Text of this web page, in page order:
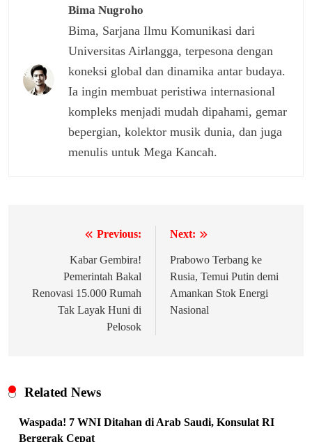
Bima Nugroho
Bima, Sarjana Ilmu Komunikasi dari
Universitas Airlangga, terpesona dengan
koneksi global dan dinamika antar budaya.
Ia ingin membuat peristiwa internasional
kompleks menjadi mudah dipahami, gemar
bepergian, kolektor musik dunia, dan juga
menulis untuk Mega Kancah.
Previous:
Kabar Gembira!
Pemerintah Bakal
Renovasi 15.000 Rumah
Tak Layak Huni di
Pelosok
Next:
Prabowo Terbang ke
Rusia, Temui Putin demi
Amankan Stok Energi
Nasional
Related News
Waspada! 7 WNI Ditahan di Arab Saudi, Konsulat RI
Bergerak Cepat